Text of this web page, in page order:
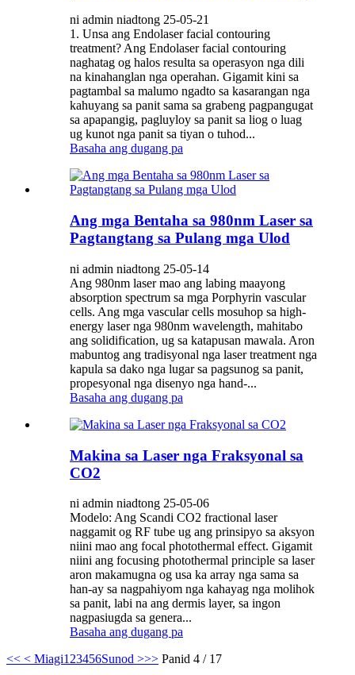
ni admin niadtong 25-05-21
1. Unsa ang Endolaser facial contouring
treatment? Ang Endolaser facial contouring
naghatag og halos resulta sa operasyon nga dili
na kinahanglan nga operahan. Gigamit kini sa
pagtambal sa malumo ngadto sa kasarangan nga
kahuyang sa panit sama sa grabeng pagpangugat
sa apapangig, pagluyloy sa panit sa liog o luag
ug kunot nga panit sa tiyan o tuhod...
Basaha ang dugang pa
Ang mga Bentaha sa 980nm Laser sa
Pagtangtang sa Pulang mga Ulod
ni admin niadtong 25-05-14
Ang 980nm laser mao ang labing maayong
absorption spectrum sa mga Porphyrin vascular
cells. Ang mga vascular cells mosuhop sa high-
energy laser nga 980nm wavelength, mahitabo
ang solidification, ug sa katapusan mawala. Aron
mabuntog ang tradisyonal nga laser treatment nga
kapula sa dako nga lugar sa pagsunog sa panit,
propesyonal nga disenyo nga hand-...
Basaha ang dugang pa
Makina sa Laser nga Fraksyonal sa
CO2
ni admin niadtong 25-05-06
Modelo: Ang Scandi CO2 fractional laser
naggamit og RF tube ug ang prinsipyo sa aksyon
niini mao ang focal photothermal effect. Gigamit
niini ang focusing photothermal principle sa laser
aron makamugna og usa ka array nga sama sa
han-ay sa nagpahiyom nga kahayag nga molihok
sa panit, labi na ang dermis layer, sa ingon
nagpasiugda sa genera...
Basaha ang dugang pa
<< < Miagi1 23456Sunod >>> Panid 4 / 17